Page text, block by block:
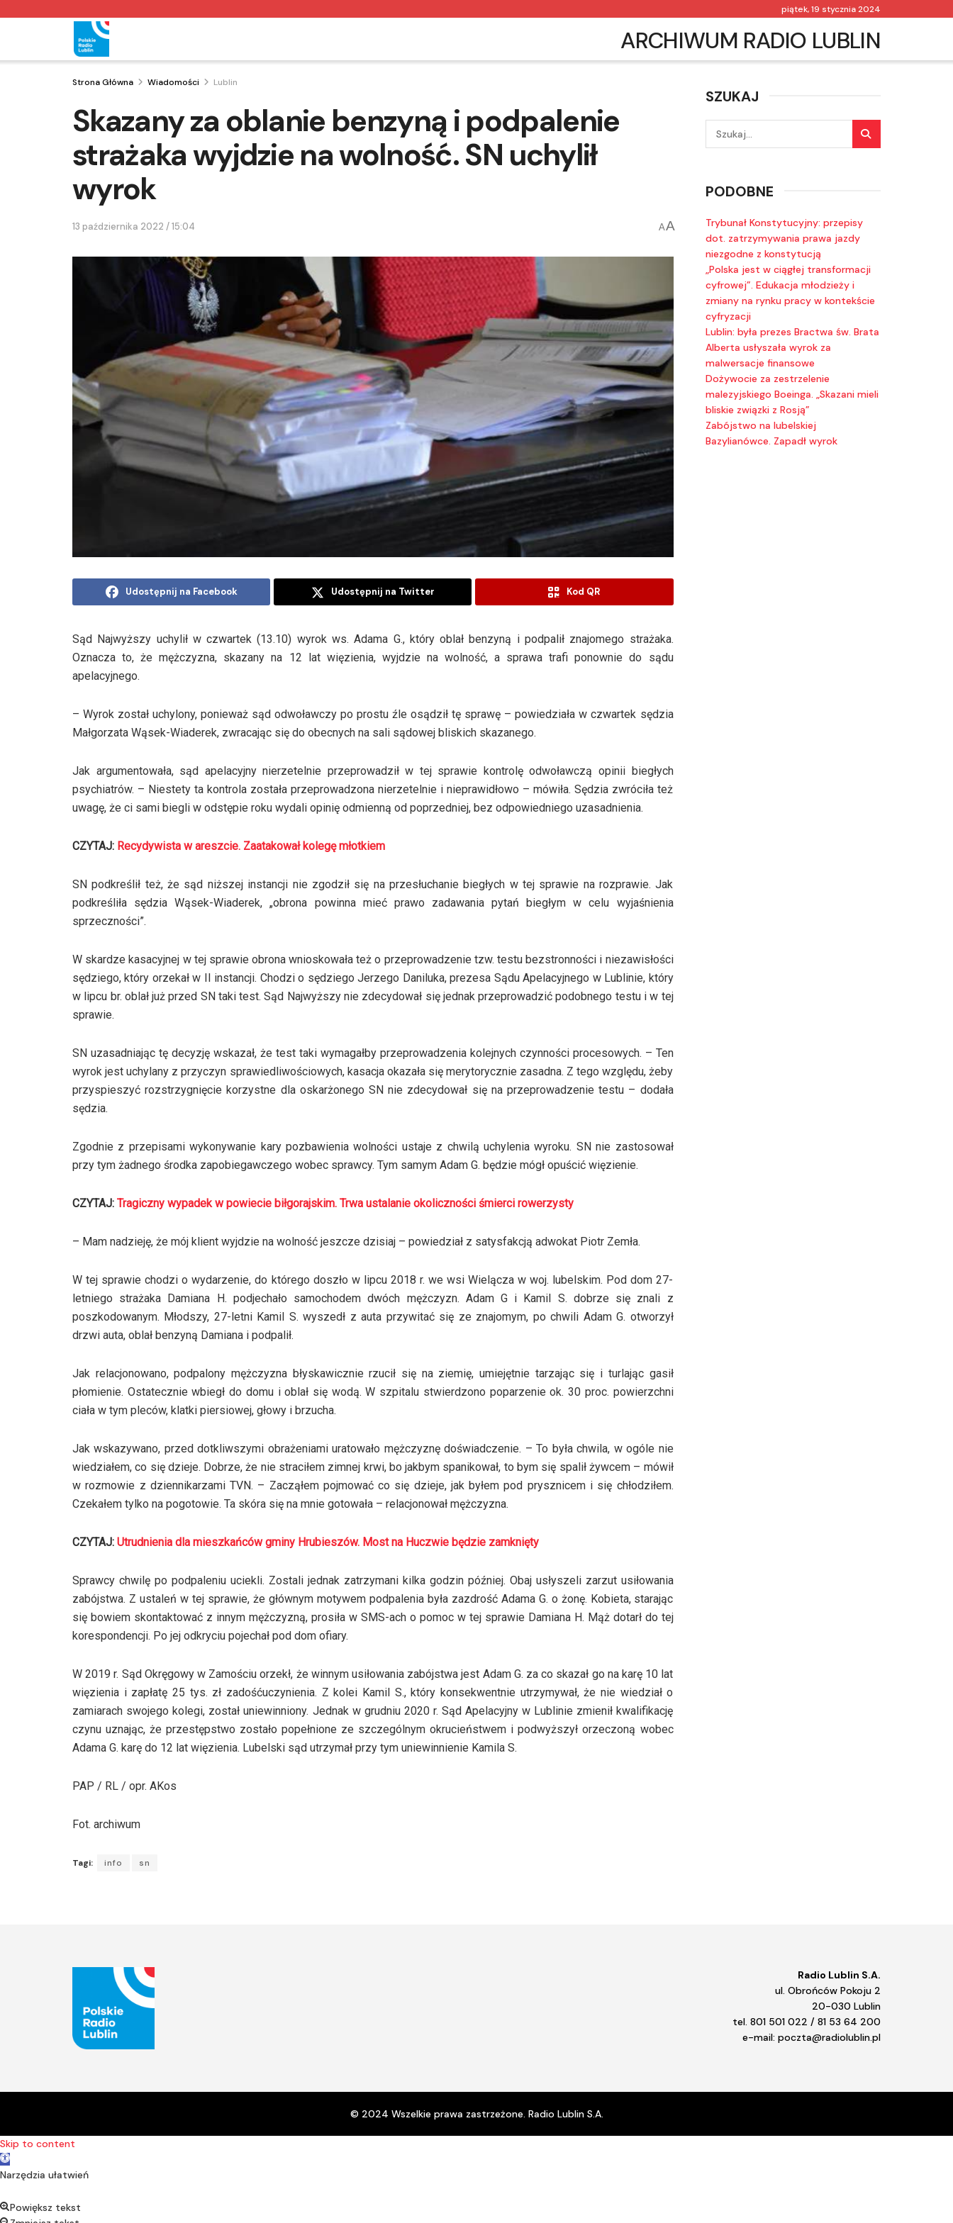
piątek, 19 stycznia 2024
ARCHIWUM RADIO LUBLIN
Strona Główna Wiadomości Lublin
Skazany za oblanie benzyną i podpalenie
strażaka wyjdzie na wolność. SN uchylił
wyrok
13 października 2022 / 15:04 AA
Udostępnij na Facebook Udostępnij na Twitter Kod QR
Sąd Najwyższy uchylił w czwartek (13.10) wyrok ws. Adama G., który oblał benzyną i podpalił znajomego strażaka.
Oznacza to, że mężczyzna, skazany na 12 lat więzienia, wyjdzie na wolność, a sprawa trafi ponownie do sądu
apelacyjnego.
– Wyrok został uchylony, ponieważ sąd odwoławczy po prostu źle osądził tę sprawę – powiedziała w czwartek sędzia
Małgorzata Wąsek-Wiaderek, zwracając się do obecnych na sali sądowej bliskich skazanego.
Jak argumentowała, sąd apelacyjny nierzetelnie przeprowadził w tej sprawie kontrolę odwoławczą opinii biegłych
psychiatrów. – Niestety ta kontrola została przeprowadzona nierzetelnie i nieprawidłowo – mówiła. Sędzia zwróciła też
uwagę, że ci sami biegli w odstępie roku wydali opinię odmienną od poprzedniej, bez odpowiedniego uzasadnienia.
CZYTAJ: Recydywista w areszcie. Zaatakował kolegę młotkiem
SN podkreślił też, że sąd niższej instancji nie zgodził się na przesłuchanie biegłych w tej sprawie na rozprawie. Jak
podkreśliła sędzia Wąsek-Wiaderek, „obrona powinna mieć prawo zadawania pytań biegłym w celu wyjaśnienia
sprzeczności”.
W skardze kasacyjnej w tej sprawie obrona wnioskowała też o przeprowadzenie tzw. testu bezstronności i niezawisłości
sędziego, który orzekał w II instancji. Chodzi o sędziego Jerzego Daniluka, prezesa Sądu Apelacyjnego w Lublinie, który
w lipcu br. oblał już przed SN taki test. Sąd Najwyższy nie zdecydował się jednak przeprowadzić podobnego testu i w tej
sprawie.
SN uzasadniając tę decyzję wskazał, że test taki wymagałby przeprowadzenia kolejnych czynności procesowych. – Ten
wyrok jest uchylany z przyczyn sprawiedliwościowych, kasacja okazała się merytorycznie zasadna. Z tego względu, żeby
przyspieszyć rozstrzygnięcie korzystne dla oskarżonego SN nie zdecydował się na przeprowadzenie testu – dodała
sędzia.
Zgodnie z przepisami wykonywanie kary pozbawienia wolności ustaje z chwilą uchylenia wyroku. SN nie zastosował
przy tym żadnego środka zapobiegawczego wobec sprawcy. Tym samym Adam G. będzie mógł opuścić więzienie.
CZYTAJ: Tragiczny wypadek w powiecie biłgorajskim. Trwa ustalanie okoliczności śmierci rowerzysty
– Mam nadzieję, że mój klient wyjdzie na wolność jeszcze dzisiaj – powiedział z satysfakcją adwokat Piotr Zemła.
W tej sprawie chodzi o wydarzenie, do którego doszło w lipcu 2018 r. we wsi Wielącza w woj. lubelskim. Pod dom 27-
letniego strażaka Damiana H. podjechało samochodem dwóch mężczyzn. Adam G i Kamil S. dobrze się znali z
poszkodowanym. Młodszy, 27-letni Kamil S. wyszedł z auta przywitać się ze znajomym, po chwili Adam G. otworzył
drzwi auta, oblał benzyną Damiana i podpalił.
Jak relacjonowano, podpalony mężczyzna błyskawicznie rzucił się na ziemię, umiejętnie tarzając się i turlając gasił
płomienie. Ostatecznie wbiegł do domu i oblał się wodą. W szpitalu stwierdzono poparzenie ok. 30 proc. powierzchni
ciała w tym pleców, klatki piersiowej, głowy i brzucha.
Jak wskazywano, przed dotkliwszymi obrażeniami uratowało mężczyznę doświadczenie. – To była chwila, w ogóle nie
wiedziałem, co się dzieje. Dobrze, że nie straciłem zimnej krwi, bo jakbym spanikował, to bym się spalił żywcem – mówił
w rozmowie z dziennikarzami TVN. – Zacząłem pojmować co się dzieje, jak byłem pod prysznicem i się chłodziłem.
Czekałem tylko na pogotowie. Ta skóra się na mnie gotowała – relacjonował mężczyzna.
CZYTAJ: Utrudnienia dla mieszkańców gminy Hrubieszów. Most na Huczwie będzie zamknięty
Sprawcy chwilę po podpaleniu uciekli. Zostali jednak zatrzymani kilka godzin później. Obaj usłyszeli zarzut usiłowania
zabójstwa. Z ustaleń w tej sprawie, że głównym motywem podpalenia była zazdrość Adama G. o żonę. Kobieta, starając
się bowiem skontaktować z innym mężczyzną, prosiła w SMS-ach o pomoc w tej sprawie Damiana H. Mąż dotarł do tej
korespondencji. Po jej odkryciu pojechał pod dom ofiary.
W 2019 r. Sąd Okręgowy w Zamościu orzekł, że winnym usiłowania zabójstwa jest Adam G. za co skazał go na karę 10 lat
więzienia i zapłatę 25 tys. zł zadośćuczynienia. Z kolei Kamil S., który konsekwentnie utrzymywał, że nie wiedział o
zamiarach swojego kolegi, został uniewinniony. Jednak w grudniu 2020 r. Sąd Apelacyjny w Lublinie zmienił kwalifikację
czynu uznając, że przestępstwo zostało popełnione ze szczególnym okrucieństwem i podwyższył orzeczoną wobec
Adama G. karę do 12 lat więzienia. Lubelski sąd utrzymał przy tym uniewinnienie Kamila S.
PAP / RL / opr. AKos
Fot. archiwum
Tagi: info sn
SZUKAJ
PODOBNE
Trybunał Konstytucyjny: przepisy
dot. zatrzymywania prawa jazdy
niezgodne z konstytucją
„Polska jest w ciągłej transformacji
cyfrowej”. Edukacja młodzieży i
zmiany na rynku pracy w kontekście
cyfryzacji
Lublin: była prezes Bractwa św. Brata
Alberta usłyszała wyrok za
malwersacje finansowe
Dożywocie za zestrzelenie
malezyjskiego Boeinga. „Skazani mieli
bliskie związki z Rosją”
Zabójstwo na lubelskiej
Bazylianówce. Zapadł wyrok
Radio Lublin S.A.
ul. Obrońców Pokoju 2
20-030 Lublin
tel. 801 501 022 / 81 53 64 200
e-mail: poczta@radiolublin.pl
© 2024 Wszelkie prawa zastrzeżone. Radio Lublin S.A.
Skip to content
Open toolbar
Narzędzia ułatwień
Powiększ tekst